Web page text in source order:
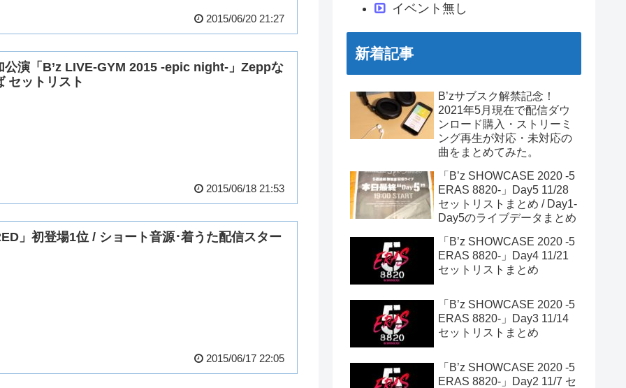
2015/06/20 21:27
公演「B’z LIVE-GYM 2015 -epic night-」Zeppな
セットリスト
2015/06/18 21:53
」初登場1位 / ショート音源･着うた配信スター
2015/06/17 22:05
イベント無し
新着記事
B’zサブスク解禁記念！
2021年5月現在で配信ダウ
ンロード購入・ストリーミ
ング再生が対応・未対応の
曲をまとめてみた。
「B’z SHOWCASE 2020 -5
ERAS 8820-」Day5 11/28
セットリストまとめ / Day1-
Day5のライブデータまとめ
「B’z SHOWCASE 2020 -5
ERAS 8820-」Day4 11/21
セットリストまとめ
「B’z SHOWCASE 2020 -5
ERAS 8820-」Day3 11/14
セットリストまとめ
「B’z SHOWCASE 2020 -5
ERAS 8820-」Day2 11/7 セ